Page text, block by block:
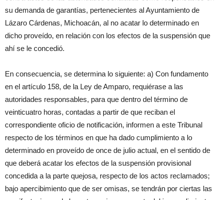
su demanda de garantías, pertenecientes al Ayuntamiento de
Lázaro Cárdenas, Michoacán, al no acatar lo determinado en
dicho proveído, en relación con los efectos de la suspensión que
ahí se le concedió.
En consecuencia, se determina lo siguiente: a) Con fundamento
en el artículo 158, de la Ley de Amparo, requiérase a las
autoridades responsables, para que dentro del término de
veinticuatro horas, contadas a partir de que reciban el
correspondiente oficio de notificación, informen a este Tribunal
respecto de los términos en que ha dado cumplimiento a lo
determinado en proveído de once de julio actual, en el sentido de
que deberá acatar los efectos de la suspensión provisional
concedida a la parte quejosa, respecto de los actos reclamados;
bajo apercibimiento que de ser omisas, se tendrán por ciertas las